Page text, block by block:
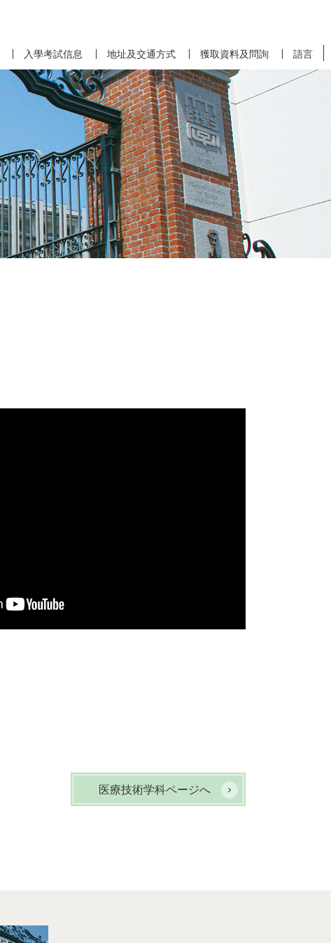
入學考試信息 地址及交通方式 獲取資料及問詢 語言
医療技術学科ページへ